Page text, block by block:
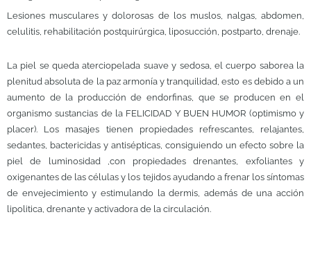
Lesiones musculares y dolorosas de los muslos, nalgas, abdomen,
celulitis, rehabilitación postquirúrgica, liposucción, postparto, drenaje.
La piel se queda aterciopelada suave y sedosa, el cuerpo saborea la
plenitud absoluta de la paz armonía y tranquilidad, esto es debido a un
aumento de la producción de endorfinas, que se producen en el
organismo sustancias de la FELICIDAD Y BUEN HUMOR (optimismo y
placer). Los masajes tienen propiedades refrescantes, relajantes,
sedantes, bactericidas y antisépticas, consiguiendo un efecto sobre la
piel de luminosidad ,con propiedades drenantes, exfoliantes y
oxigenantes de las células y los tejidos ayudando a frenar los síntomas
de envejecimiento y estimulando la dermis, además de una acción
lipolitica, drenante y activadora de la circulación.